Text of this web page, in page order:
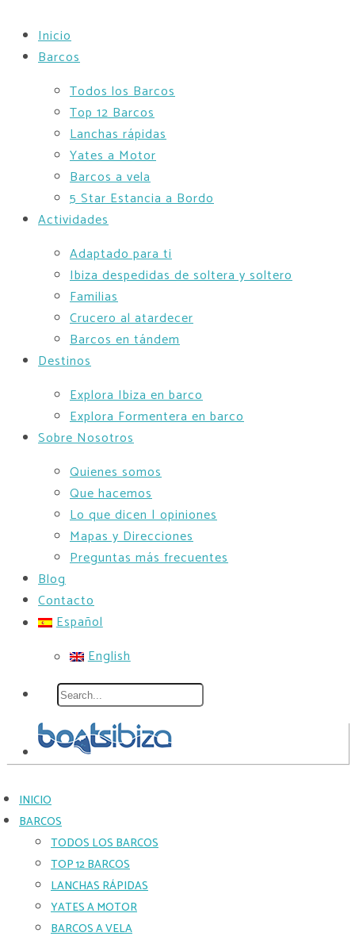
Inicio
Barcos
Todos los Barcos
Top 12 Barcos
Lanchas rápidas
Yates a Motor
Barcos a vela
5 Star Estancia a Bordo
Actividades
Adaptado para ti
Ibiza despedidas de soltera y soltero
Familias
Crucero al atardecer
Barcos en tándem
Destinos
Explora Ibiza en barco
Explora Formentera en barco
Sobre Nosotros
Quienes somos
Que hacemos
Lo que dicen | opiniones
Mapas y Direcciones
Preguntas más frecuentes
Blog
Contacto
Español
English
INICIO
BARCOS
TODOS LOS BARCOS
TOP 12 BARCOS
LANCHAS RÁPIDAS
YATES A MOTOR
BARCOS A VELA
TURKISH
SCHOONER
SEMANAL
GRUPOS